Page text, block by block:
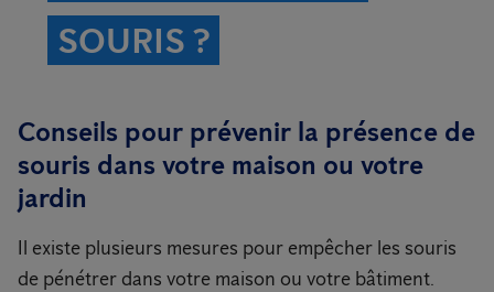
SOURIS ?
Conseils pour prévenir la présence de
souris dans votre maison ou votre
jardin
Il existe plusieurs mesures pour empêcher les souris
de pénétrer dans votre maison ou votre bâtiment.